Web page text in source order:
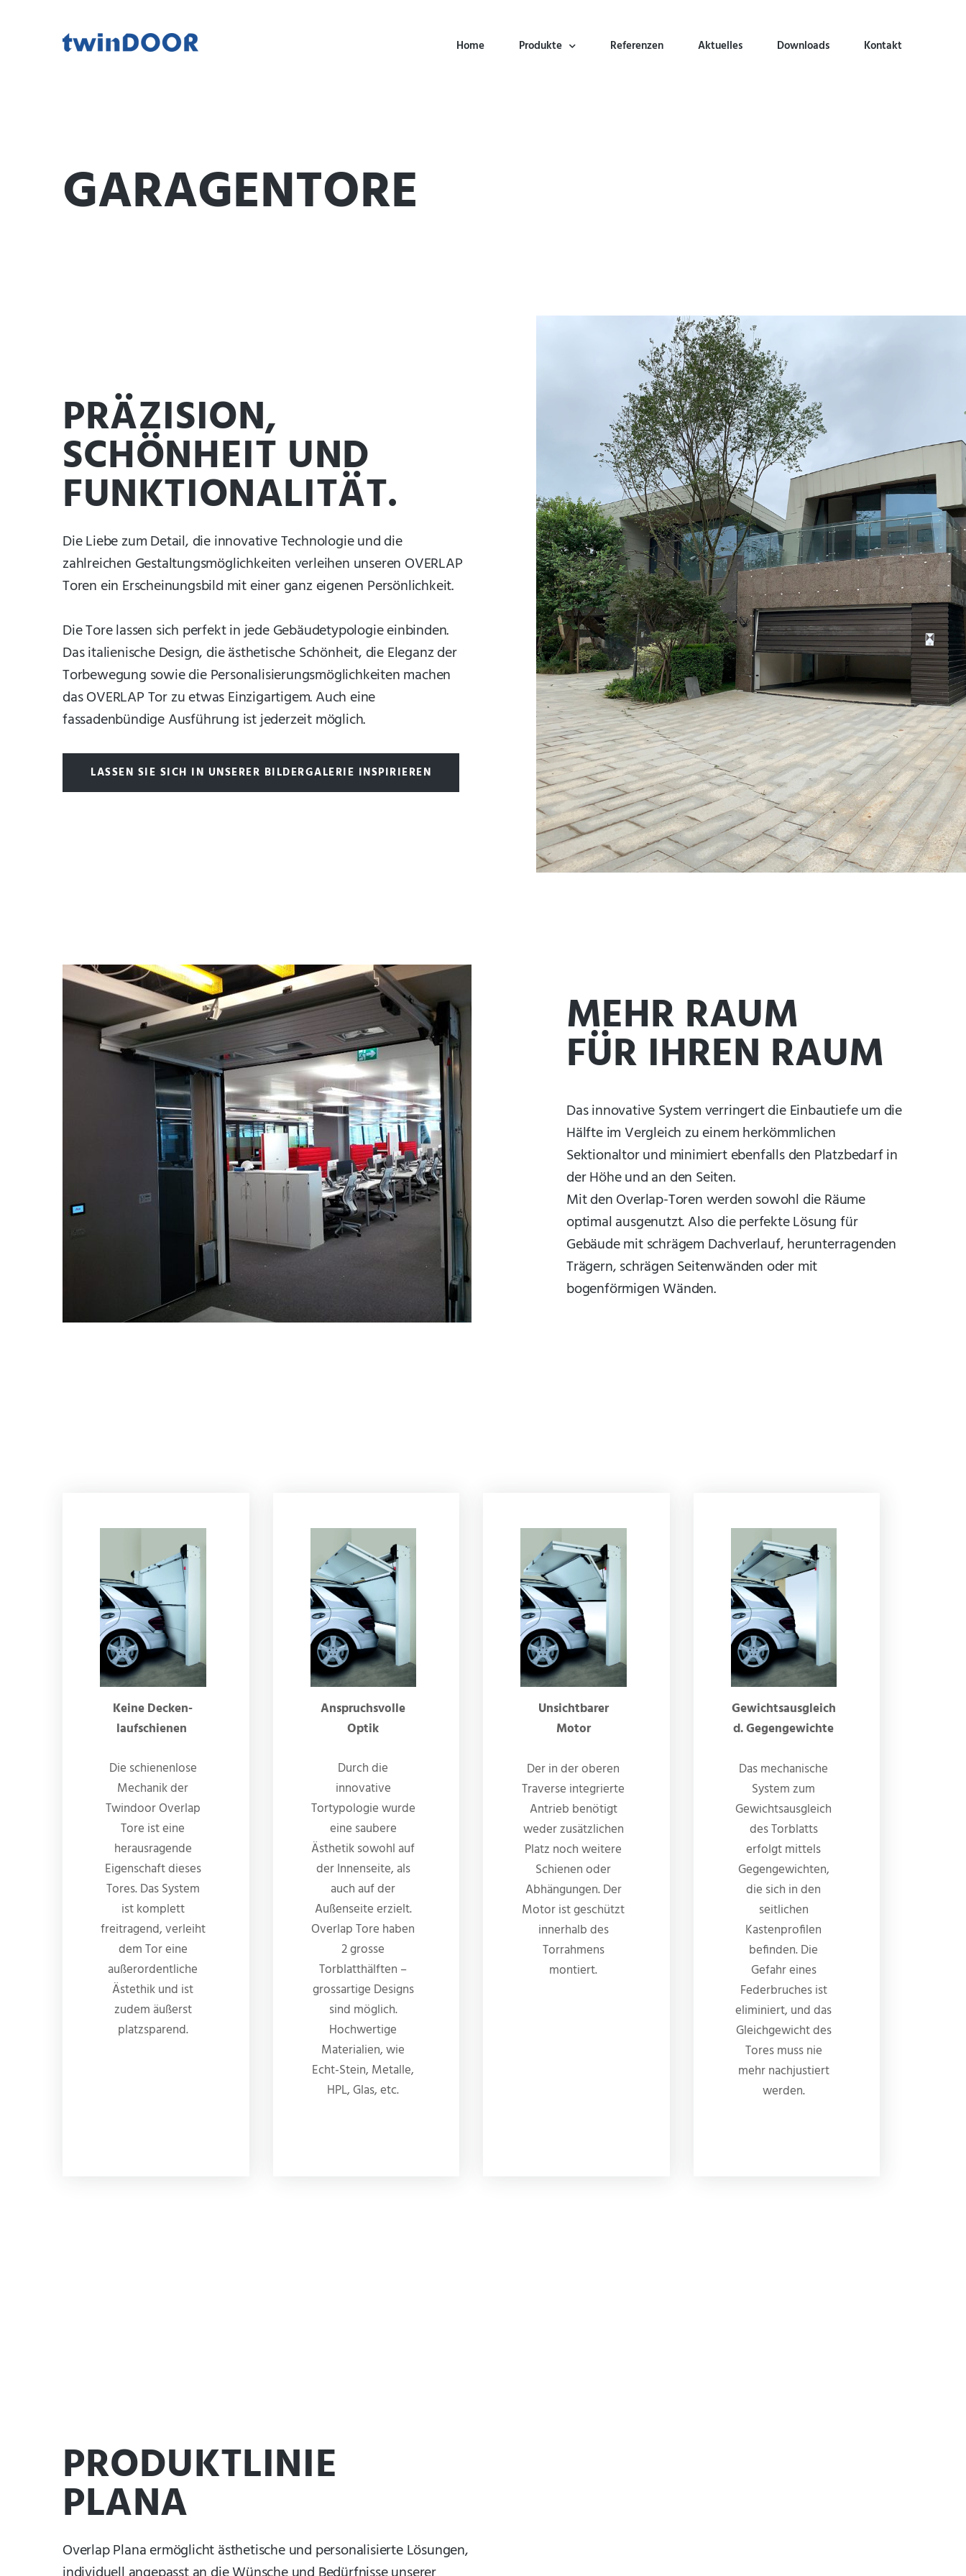
Home Produkte Referenzen Aktuelles Downloads Kontakt
GARAGENTORE
PRÄZISION,
SCHÖNHEIT UND
FUNKTIONALITÄT.
Die Liebe zum Detail, die innovative Technologie und die
zahlreichen Gestaltungsmöglichkeiten verleihen unseren OVERLAP
Toren ein Erscheinungsbild mit einer ganz eigenen Persönlichkeit.
Die Tore lassen sich perfekt in jede Gebäudetypologie einbinden.
Das italienische Design, die ästhetische Schönheit, die Eleganz der
Torbewegung sowie die Personalisierungsmöglichkeiten machen
das OVERLAP Tor zu etwas Einzigartigem. Auch eine
fassadenbündige Ausführung ist jederzeit möglich.
LASSEN SIE SICH IN UNSERER BILDERGALERIE INSPIRIEREN
MEHR RAUM
FÜR IHREN RAUM
Das innovative System verringert die Einbautiefe um die
Hälfte im Vergleich zu einem herkömmlichen
Sektionaltor und minimiert ebenfalls den Platzbedarf in
der Höhe und an den Seiten.
Mit den Overlap-Toren werden sowohl die Räume
optimal ausgenutzt. Also die perfekte Lösung für
Gebäude mit schrägem Dachverlauf, herunterragenden
Trägern, schrägen Seitenwänden oder mit
bogenförmigen Wänden.
KeineDecken-
laufschienen
Die schienenlose
Mechanik der
Twindoor Overlap
Tore ist eine
herausragende
Eigenschaft dieses
Tores. Das System
ist komplett
freitragend, verleiht
dem Tor eine
außerordentliche
Ästethik und ist
zudem äußerst
platzsparend.
Anspruchsvolle
Optik
Durch die
innovative
Tortypologie wurde
eine saubere
Ästhetik sowohl auf
der Innenseite, als
auch auf der
Außenseite erzielt.
Overlap Tore haben
2 grosse
Torblatthälften –
grossartige Designs
sind möglich.
Hochwertige
Materialien, wie
Echt-Stein, Metalle,
HPL, Glas, etc.
Unsichtbarer
Motor
Der in der oberen
Traverse integrierte
Antrieb benötigt
weder zusätzlichen
Platz noch weitere
Schienen oder
Abhängungen. Der
Motor ist geschützt
innerhalb des
Torrahmens
montiert.
Gewichtsausgleich
d. Gegengewichte
Das mechanische
System zum
Gewichtsausgleich
des Torblatts
erfolgt mittels
Gegengewichten,
die sich in den
seitlichen
Kastenprofilen
befinden. Die
Gefahr eines
Federbruches ist
eliminiert, und das
Gleichgewicht des
Tores muss nie
mehr nachjustiert
werden.
PRODUKTLINIE
PLANA
Overlap Plana ermöglicht ästhetische und personalisierte Lösungen,